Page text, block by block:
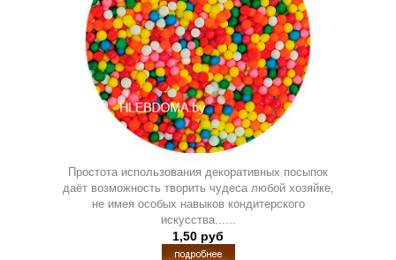
Простота использования декоративных посыпок
даёт возможность творить чудеса любой хозяйке,
не имея особых навыков кондитерского
искусства......
1,50 руб